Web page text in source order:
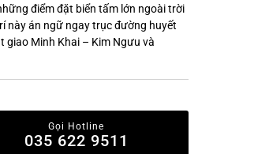
điểm đặt biển tấm lớn ngoài trời
này án ngữ ngay trục đường huyết
giao Minh Khai – Kim Ngưu và
Gọi Hotline
035 622 9511